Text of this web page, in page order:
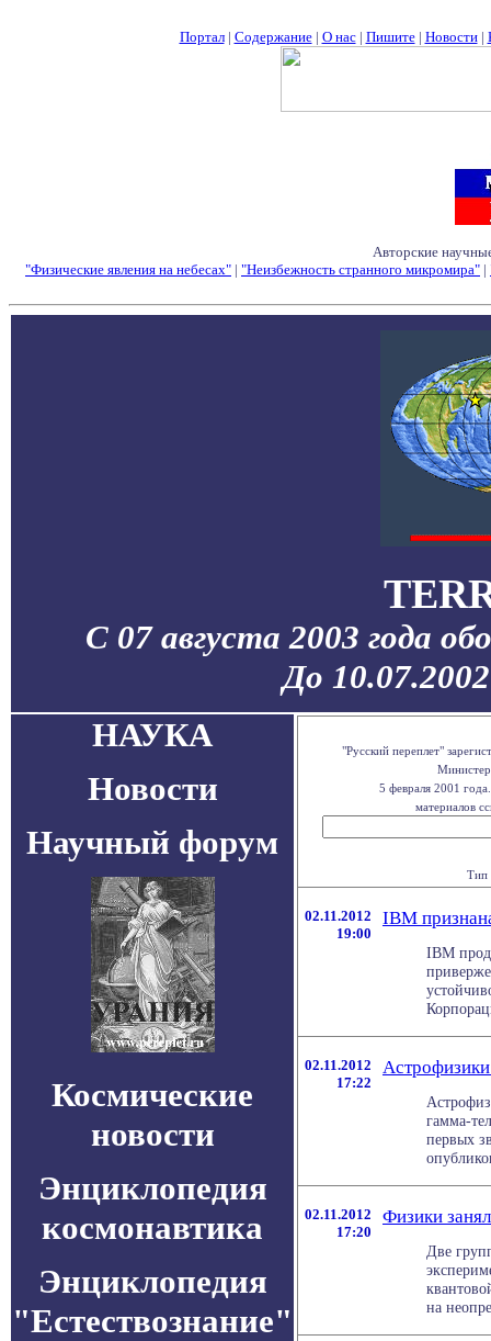
Портал| Содержание| О нас| Пишите| Новости|
Авторские
"Физические явления на небесах" | "Неизбежность странного микромира" |
С 07 августа 2003 года
До
НАУКА
Новости
Научный форум
Космические
новости
Энциклопедия
космонавтика
Энциклопедия
"Естествознание"
"Русский переплет"
5 февраля 2001
материалов
Тип
02.11.2012
19:00
IBM
IBM
02.11.2012
17:22
гамма-
первых
02.11.2012
17:20
Физики
Две
на